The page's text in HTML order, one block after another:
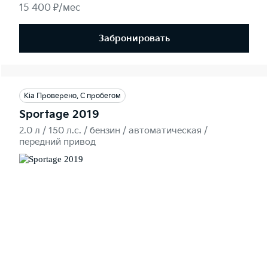
15 400 ₽/мес
Забронировать
Kia Проверено. С пробегом
Sportage 2019
2.0 л / 150 л.c. / бензин / автоматическая /
передний привод